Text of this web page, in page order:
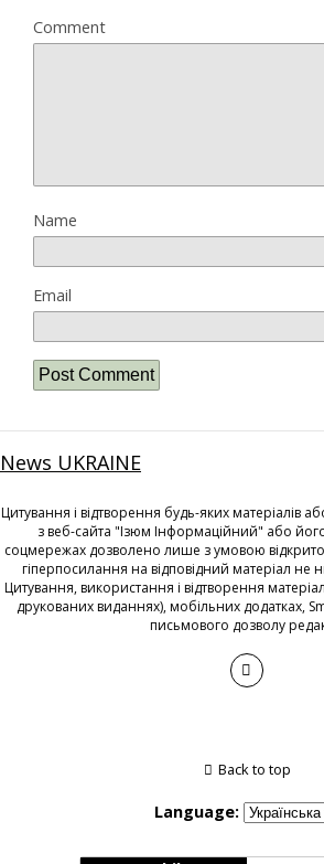
Comment
Name
Email
News UKRAINE
Цитування і відтворення будь-яких матеріалів
з веб-сайта "Ізюм Інформаційний" або його
соцмережах дозволено лише з умовою
гіперпосилання на відповідний матеріал
Цитування, використання і відтворення
друкованих виданнях), мобільних додатках,
письмового дозволу
Back to top
Language: